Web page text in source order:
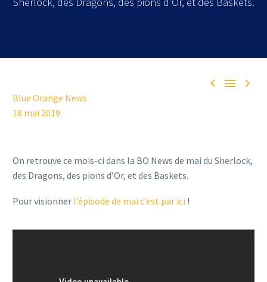
  
Blue Orange News
18 mai 2019
On retrouve ce mois-ci dans la BO News de mai du Sherlock,
des Dragons, des pions d’Or, et des Baskets.
Pour visionner l’épisode de mai c’est par ici !